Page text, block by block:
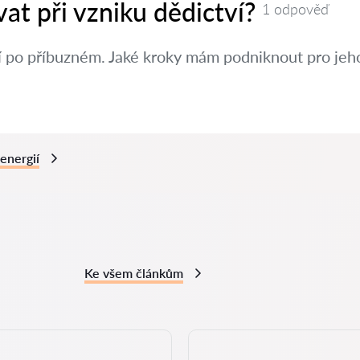
při vzniku dědictví? 1 odpověď
příbuzném. Jaké kroky mám podniknout pro
Ke všem článkům